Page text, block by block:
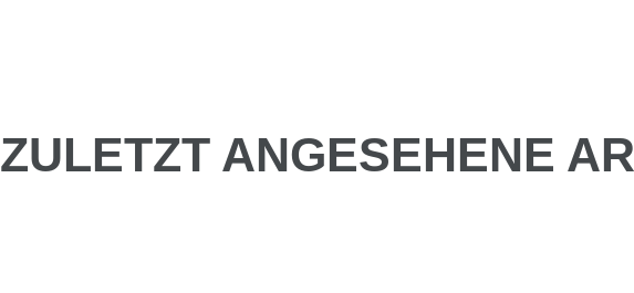
ZULETZT ANGESEHENE